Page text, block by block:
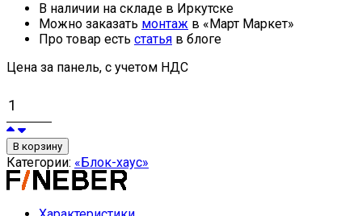
В наличии на складе в Иркутске
Можно заказать монтаж в «Март Маркет»
Про товар есть статья в блоге
Цена за панель, с учетом НДС
В корзину
Категории: «Блок-хаус»